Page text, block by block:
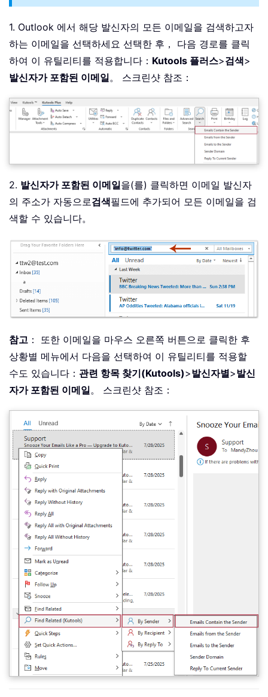
1. Outlook 에서 해당 발신자의 모든 이메일을 검색하고자
하는 이메일을 선택하세요 선택한 후， 다음 경로를 클릭
하여 이 유틸리티를 적용합니다： Kutools 플러스>검색>
발신자가 포함된 이메일。 스크린샷 참조：
2. 발신자가 포함된 이메일을(를) 클릭하면 이메일 발신자
의 주소가 자동으로검색필드에 추가되어 모든 이메일을 검
색할 수 있습니다。
참고 ： 또한 이메일을 마우스 오른쪽 버튼으로 클릭한 후
상황별 메뉴에서 다음을 선택하여 이 유틸리티를 적용할
수도 있습니다： 관련 항목 찾기(Kutools)>발신자별>발신
자가 포함된 이메일。 스크린샷 참조：